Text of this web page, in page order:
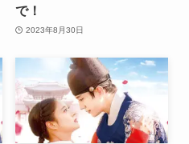
で！
2023年8月30日